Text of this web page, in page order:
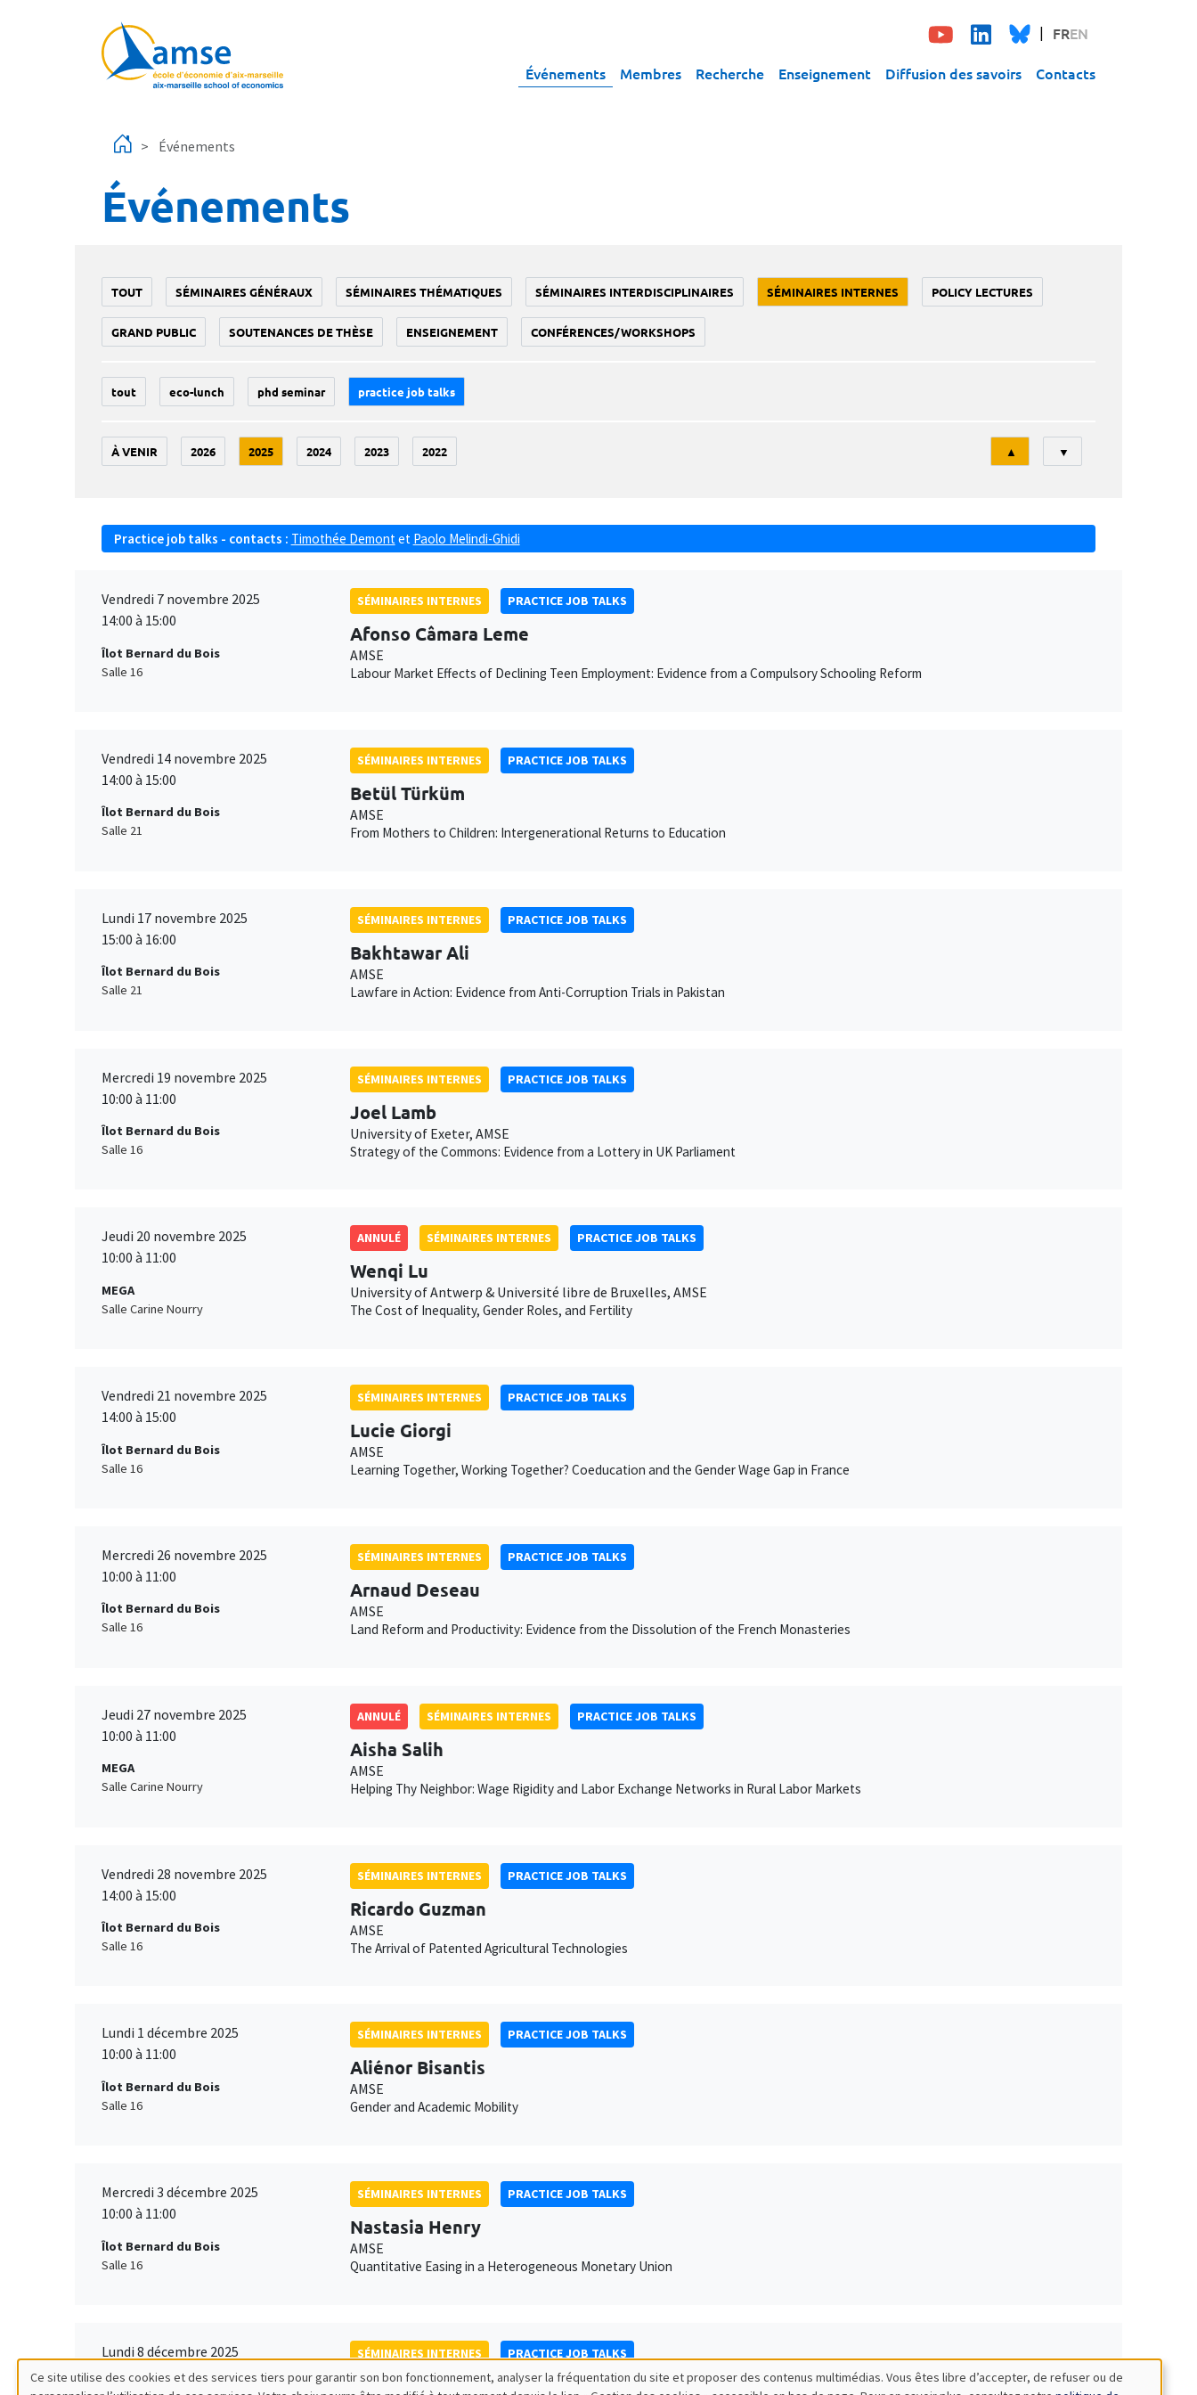
FREN
Événements Membres Recherche Enseignement Diffusion des savoirs Contacts
Événements
Événements
TOUT SÉMINAIRES GÉNÉRAUX SÉMINAIRES THÉMATIQUES SÉMINAIRES INTERDISCIPLINAIRES SÉMINAIRES INTERNES POLICY LECTURES
GRAND PUBLIC SOUTENANCES DE THÈSE ENSEIGNEMENT CONFÉRENCES/WORKSHOPS
tout eco-lunch phd seminar practice job talks
À VENIR 2026 2025 2024 2023 2022
Tri
▲ ▼
Practice job talks - contacts : Timothée Demont et Paolo Melindi-Ghidi
Vendredi 7 novembre 2025
14:00 à 15:00
Îlot Bernard du Bois
Salle 16
SÉMINAIRES INTERNES PRACTICE JOB TALKS
Afonso Câmara Leme
AMSE
Labour Market Effects of Declining Teen Employment: Evidence from a Compulsory Schooling Reform
Vendredi 14 novembre 2025
14:00 à 15:00
Îlot Bernard du Bois
Salle 21
SÉMINAIRES INTERNES PRACTICE JOB TALKS
Betül Türküm
AMSE
From Mothers to Children: Intergenerational Returns to Education
Lundi 17 novembre 2025
15:00 à 16:00
Îlot Bernard du Bois
Salle 21
SÉMINAIRES INTERNES PRACTICE JOB TALKS
Bakhtawar Ali
AMSE
Lawfare in Action: Evidence from Anti-Corruption Trials in Pakistan
Mercredi 19 novembre 2025
10:00 à 11:00
Îlot Bernard du Bois
Salle 16
SÉMINAIRES INTERNES PRACTICE JOB TALKS
Joel Lamb
University of Exeter, AMSE
Strategy of the Commons: Evidence from a Lottery in UK Parliament
Jeudi 20 novembre 2025
10:00 à 11:00
MEGA
Salle Carine Nourry
ANNULÉ SÉMINAIRES INTERNES PRACTICE JOB TALKS
Wenqi Lu
University of Antwerp & Université libre de Bruxelles, AMSE
The Cost of Inequality, Gender Roles, and Fertility
Vendredi 21 novembre 2025
14:00 à 15:00
Îlot Bernard du Bois
Salle 16
SÉMINAIRES INTERNES PRACTICE JOB TALKS
Lucie Giorgi
AMSE
Learning Together, Working Together? Coeducation and the Gender Wage Gap in France
Mercredi 26 novembre 2025
10:00 à 11:00
Îlot Bernard du Bois
Salle 16
SÉMINAIRES INTERNES PRACTICE JOB TALKS
Arnaud Deseau
AMSE
Land Reform and Productivity: Evidence from the Dissolution of the French Monasteries
Jeudi 27 novembre 2025
10:00 à 11:00
MEGA
Salle Carine Nourry
ANNULÉ SÉMINAIRES INTERNES PRACTICE JOB TALKS
Aisha Salih
AMSE
Helping Thy Neighbor: Wage Rigidity and Labor Exchange Networks in Rural Labor Markets
Vendredi 28 novembre 2025
14:00 à 15:00
Îlot Bernard du Bois
Salle 16
SÉMINAIRES INTERNES PRACTICE JOB TALKS
Ricardo Guzman
AMSE
The Arrival of Patented Agricultural Technologies
Lundi 1 décembre 2025
10:00 à 11:00
Îlot Bernard du Bois
Salle 16
SÉMINAIRES INTERNES PRACTICE JOB TALKS
Aliénor Bisantis
AMSE
Gender and Academic Mobility
Mercredi 3 décembre 2025
10:00 à 11:00
Îlot Bernard du Bois
Salle 16
SÉMINAIRES INTERNES PRACTICE JOB TALKS
Nastasia Henry
AMSE
Quantitative Easing in a Heterogeneous Monetary Union
Lundi 8 décembre 2025
15:00 à 16:00
SÉMINAIRES INTERNES PRACTICE JOB TALKS
Laura Daniela Contreras Portela
Ce site utilise des cookies et des services tiers pour garantir son bon fonctionnement, analyser la fréquentation du site et proposer des contenus multimédias. Vous êtes libre d’accepter, de refuser ou de